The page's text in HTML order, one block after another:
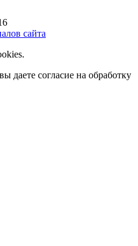
сайта
даете согласие на обработку